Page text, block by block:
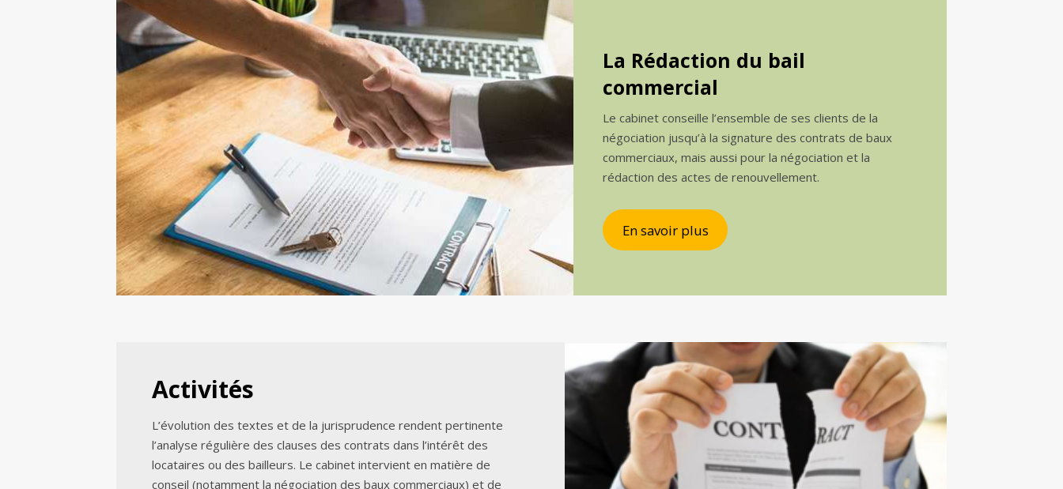
La Rédaction du bail
commercial
Le cabinet conseille l’ensemble de ses clients de la
négociation jusqu’à la signature des contrats de baux
commerciaux, mais aussi pour la négociation et la
rédaction des actes de renouvellement.
En savoir plus
Activités
L’évolution des textes et de la jurisprudence rendent pertinente
l’analyse régulière des clauses des contrats dans l’intérêt des
locataires ou des bailleurs. Le cabinet intervient en matière de
conseil (notamment la négociation des baux commerciaux) et de